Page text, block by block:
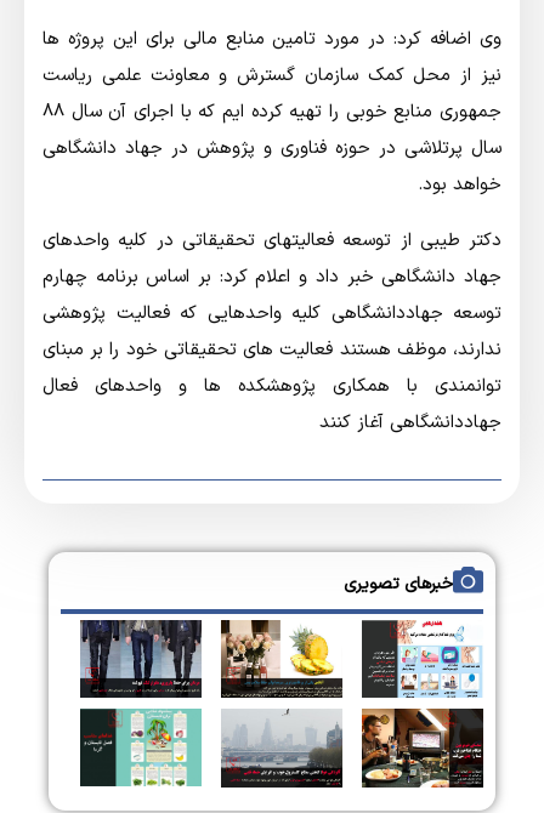
وی اضافه کرد: در مورد تامین منابع مالی برای این پروژه ها
نیز از محل کمک سازمان گسترش و معاونت علمی ریاست
جمهوری منابع خوبی را تهیه کرده ایم که با اجرای آن سال 88
سال پرتلاشی در حوزه فناوری و پژوهش در جهاد دانشگاهی
خواهد بود.
دكتر طیبی از توسعه فعالیتهای تحقیقاتی در کلیه واحدهای
جهاد دانشگاهی خبر داد و اعلام کرد: بر اساس برنامه چهارم
توسعه جهاددانشگاهی کلیه واحدهایی که فعالیت پژوهشی
ندارند، موظف هستند فعالیت های تحقیقاتی خود را بر مبنای
توانمندی با همکاری پژوهشکده ها و واحدهای فعال
جهاددانشگاهی آغاز کنند
خبرهای تصویری